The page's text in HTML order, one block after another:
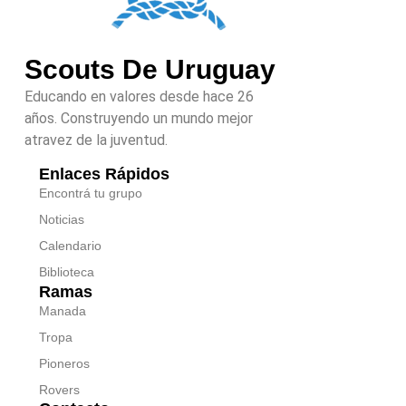
Scouts De Uruguay
Educando en valores desde hace 26
años. Construyendo un mundo mejor
atravez de la juventud.
Enlaces Rápidos
Encontrá tu grupo
Noticias
Calendario
Biblioteca
Ramas
Manada
Tropa
Pioneros
Rovers